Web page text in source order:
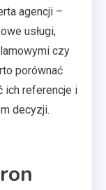
agencji –
usługi,
czy
porównać
ich referencje i
decyzji.